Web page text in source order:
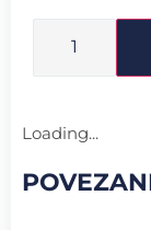
Loading...